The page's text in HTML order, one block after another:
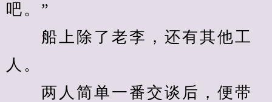
吧。”
船上除了老李，还有其他工
人。
两人简单一番交谈后，便带